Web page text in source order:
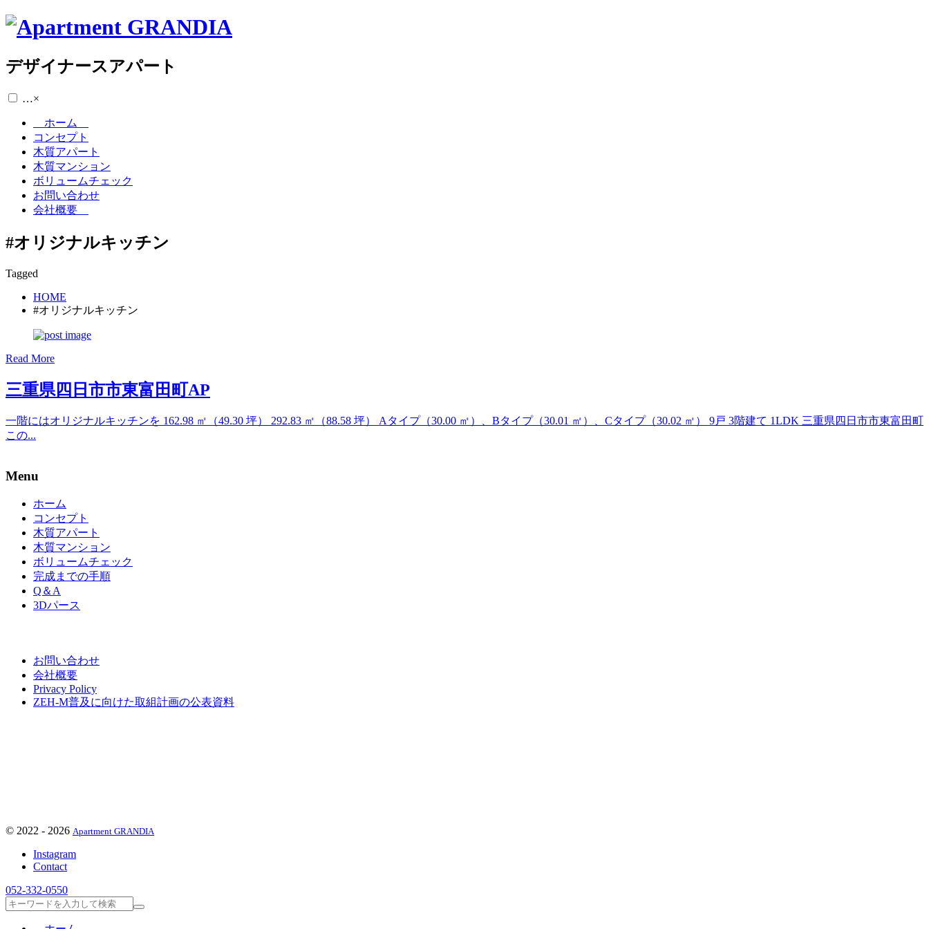
デザイナースアパート
…×
ホーム
コンセプト
木質アパート
木質マンション
ボリュームチェック
お問い合わせ
会社概要
#オリジナルキッチン
Tagged
HOME
#オリジナルキッチン
Read More
三重県四日市市東富田町AP
一階にはオリジナルキッチンを 162.98 ㎡（49.30 坪） 292.83 ㎡（88.58 坪） Aタイプ（30.00 ㎡）、Bタイプ（30.01 ㎡）、Cタイプ（30.02 ㎡） 9戸 3階建て 1LDK 三重県四日市市東富田町
この...
Menu
ホーム
コンセプト
木質アパート
木質マンション
ボリュームチェック
完成までの手順
Q＆A
3Dパース
お問い合わせ
会社概要
Privacy Policy
ZEH-M普及に向けた取組計画の公表資料
© 2022 - 2026 Apartment GRANDIA
Instagram
Contact
052-332-0550
検